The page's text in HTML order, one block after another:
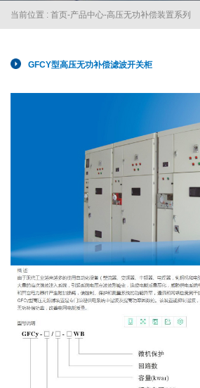
当前位置 : 首页-产品中心-高压无功补偿装置系列
GFCY型高压无功补偿滤波开关柜